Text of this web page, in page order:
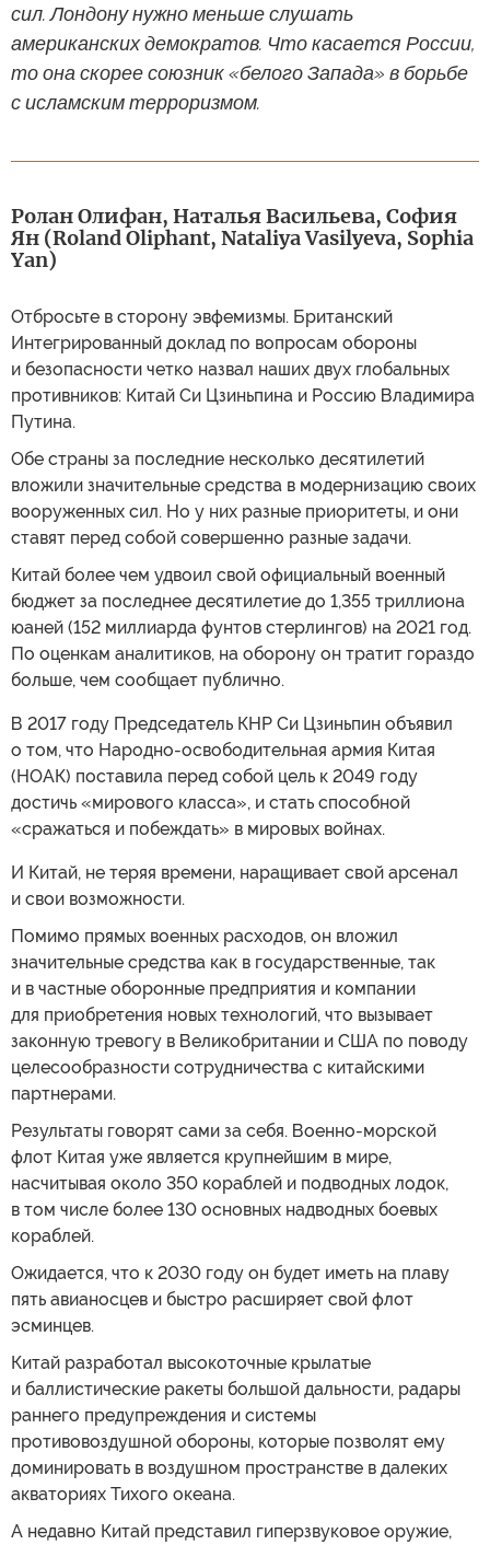
сил. Лондону нужно меньше слушать
американских демократов. Что касается России,
то она скорее союзник «белого Запада» в борьбе
с исламским терроризмом.
Ролан Олифан, Наталья Васильева, София
Ян (Roland Oliphant, Nataliya Vasilyeva, Sophia
Yan)
Отбросьте в сторону эвфемизмы. Британский
Интегрированный доклад по вопросам обороны
и безопасности четко назвал наших двух глобальных
противников: Китай Си Цзиньпина и Россию Владимира
Путина.
Обе страны за последние несколько десятилетий
вложили значительные средства в модернизацию своих
вооруженных сил. Но у них разные приоритеты, и они
ставят перед собой совершенно разные задачи.
Китай более чем удвоил свой официальный военный
бюджет за последнее десятилетие до 1,355 триллиона
юаней (152 миллиарда фунтов стерлингов) на 2021 год.
По оценкам аналитиков, на оборону он тратит гораздо
больше, чем сообщает публично.
В 2017 году Председатель КНР Си Цзиньпин объявил
о том, что Народно-освободительная армия Китая
(НОАК) поставила перед собой цель к 2049 году
достичь «мирового класса», и стать способной
«сражаться и побеждать» в мировых войнах.
И Китай, не теряя времени, наращивает свой арсенал
и свои возможности.
Помимо прямых военных расходов, он вложил
значительные средства как в государственные, так
и в частные оборонные предприятия и компании
для приобретения новых технологий, что вызывает
законную тревогу в Великобритании и США по поводу
целесообразности сотрудничества с китайскими
партнерами.
Результаты говорят сами за себя. Военно-морской
флот Китая уже является крупнейшим в мире,
насчитывая около 350 кораблей и подводных лодок,
в том числе более 130 основных надводных боевых
кораблей.
Ожидается, что к 2030 году он будет иметь на плаву
пять авианосцев и быстро расширяет свой флот
эсминцев.
Китай разработал высокоточные крылатые
и баллистические ракеты большой дальности, радары
раннего предупреждения и системы
противовоздушной обороны, которые позволят ему
доминировать в воздушном пространстве в далеких
акваториях Тихого океана.
А недавно Китай представил гиперзвуковое оружие,